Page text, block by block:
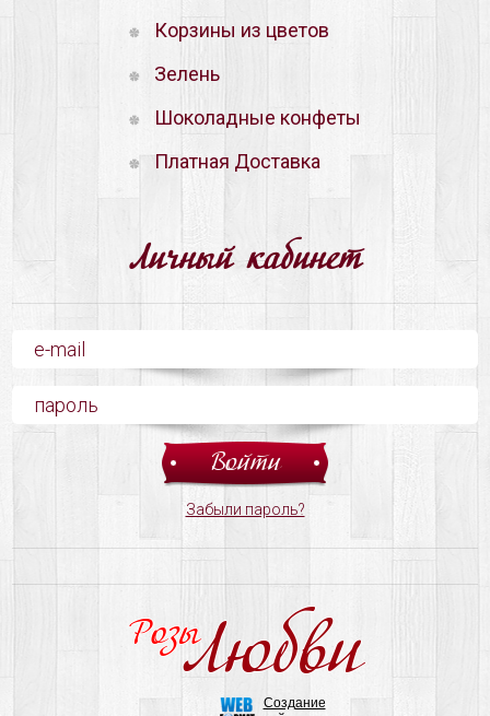
Корзины из цветов
Зелень
Шоколадные конфеты
Платная Доставка
Личный кабинет
Забыли пароль?
РозыЛюбви
Создание